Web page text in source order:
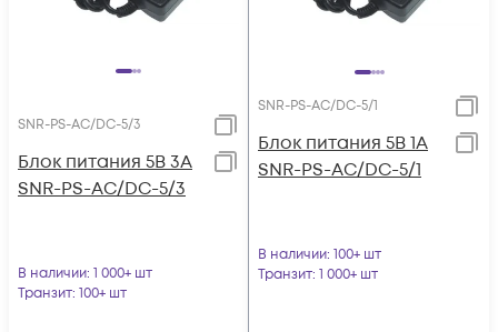
SNR-PS-AC/DC-5/3
Блок питания 5В 3А
SNR-PS-AC/DC-5/3
В наличии: 1 000+ шт
Транзит: 100+ шт
SNR-PS-AC/DC-5/1
Блок питания 5В 1А
SNR-PS-AC/DC-5/1
В наличии: 100+ шт
Транзит: 1 000+ шт